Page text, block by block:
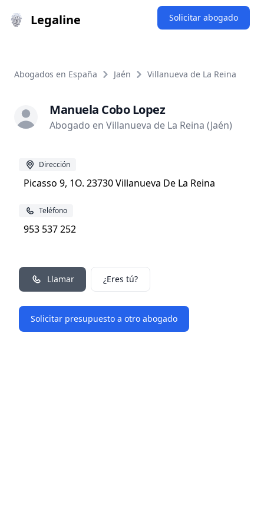
Legaline Solicitar abogado
Abogados en España Jaén Villanueva de La Reina
Manuela Cobo Lopez
Abogado en Villanueva de La Reina (Jaén)
Dirección
Picasso 9, 1O. 23730 Villanueva De La Reina
Teléfono
953 537 252
Llamar ¿Eres tú?
Solicitar presupuesto a otro abogado